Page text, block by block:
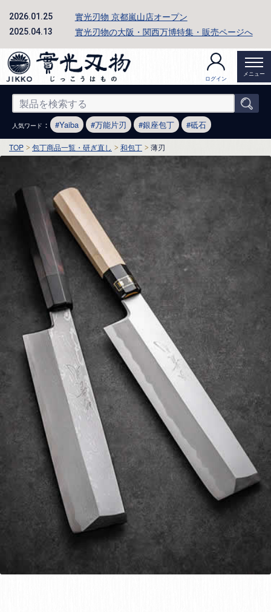
2026.01.25 實光刃物 京都嵐山店オープン
2025.04.13 實光刃物の大阪・関西万博特集・販売ページへ
ログイン
メニュー
人気ワード ： Yaiba 万能片刃 銀座包丁 砥石
TOP 包丁商品一覧・研ぎ直し 和包丁 薄刃